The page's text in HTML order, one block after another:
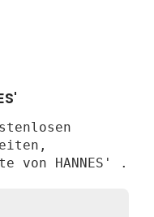
von HANNES' .